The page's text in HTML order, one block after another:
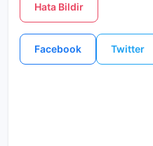
Hata Bildir
Facebook Twitter